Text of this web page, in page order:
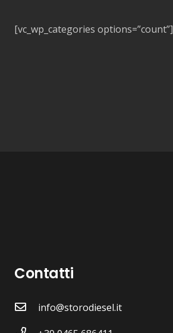
[vc_wp_categories options=”count”]
Contatti
info@storodiesel.it